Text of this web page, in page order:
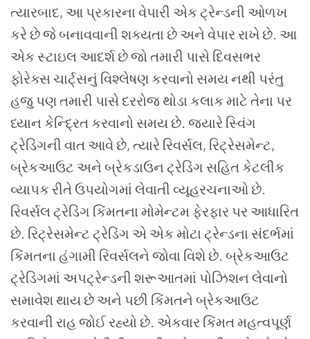
ત્યારબાદ, આ પ્રકારના વેપારી એક ટ્રેન્ડની ઓળખ
કરે છે જે બનાવવાની શક્યતા છે અને વેપાર રાખે છે. આ
એક સ્ટાઇલ આદર્શ છે જો તમારી પાસે દિવસભર
ફોરેક્સ ચાર્ટ્સનું વિશ્લેષણ કરવાનો સમય નથી પરંતુ
હજુ પણ તમારી પાસે દરરોજ થોડા કલાક માટે તેના પર
ધ્યાન કેન્દ્રિત કરવાનો સમય છે. જ્યારે સ્વિંગ
ટ્રેડિંગની વાત આવે છે, ત્યારે રિવર્સલ, રિટ્રેસમેન્ટ,
બ્રેકઆઉટ અને બ્રેકડાઉન ટ્રેડિંગ સહિત કેટલીક
વ્યાપક રીતે ઉપયોગમાં લેવાતી વ્યૂહરચનાઓ છે.
રિવર્સલ ટ્રેડિંગ કિંમતના મોમેન્ટમ ફેરફાર પર આધારિત
છે. રિટ્રેસમેન્ટ ટ્રેડિંગ એ એક મોટા ટ્રેન્ડના સંદર્ભમાં
કિંમતના હંગામી રિવર્સલને જોવા વિશે છે. બ્રેકઆઉટ
ટ્રેડિંગમાં અપટ્રેન્ડની શરૂઆતમાં પોઝિશન લેવાનો
સમાવેશ થાય છે અને પછી કિંમતને બ્રેકઆઉટ
કરવાની રાહ જોઈ રહ્યો છે. એકવાર કિંમત મહત્વપૂર્ણ